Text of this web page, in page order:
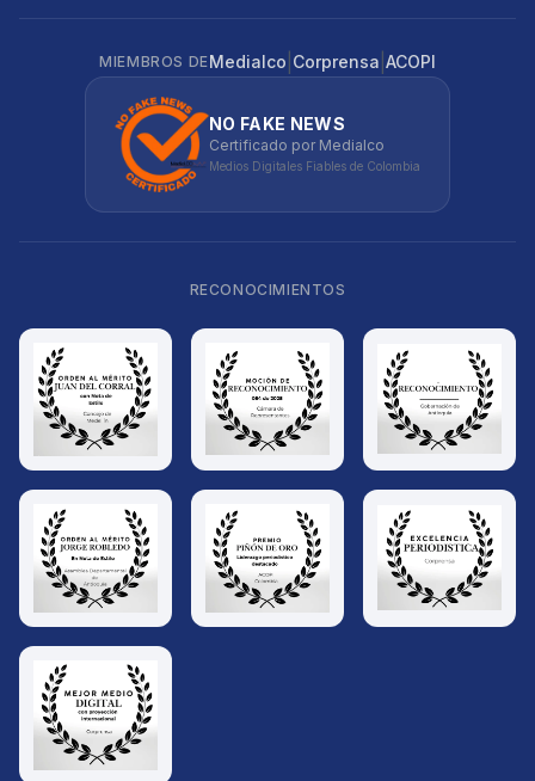
MIEMBROS DEMedialco Corprensa ACOPI
NO FAKE NEWS
Certificado por Medialco
Medios Digitales Fiables de Colombia
RECONOCIMIENTOS